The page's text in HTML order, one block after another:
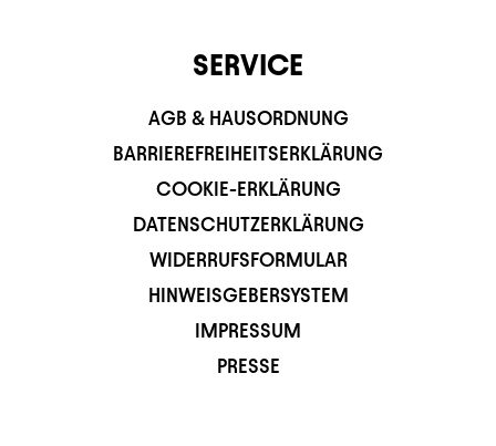
SERVICE
AGB & HAUSORDNUNG
BARRIEREFREIHEITSERKLÄRUNG
COOKIE-ERKLÄRUNG
DATENSCHUTZERKLÄRUNG
WIDERRUFSFORMULAR
HINWEISGEBERSYSTEM
IMPRESSUM
PRESSE